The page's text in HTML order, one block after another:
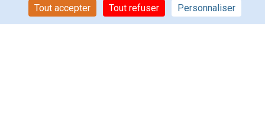
Tout accepter
Tout refuser Personnaliser